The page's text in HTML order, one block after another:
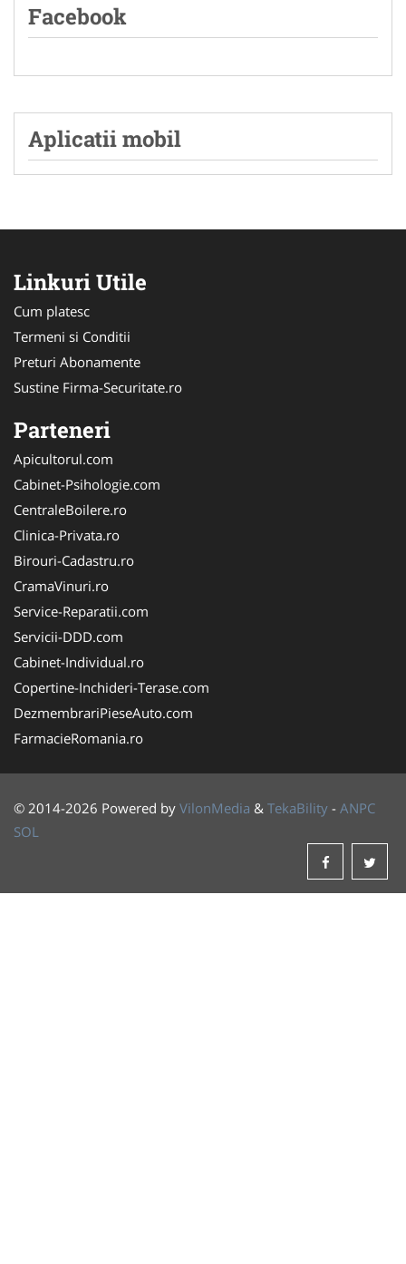
Facebook
Aplicatii mobil
Linkuri Utile
Cum platesc
Termeni si Conditii
Preturi Abonamente
Sustine Firma-Securitate.ro
Parteneri
Apicultorul.com
Cabinet-Psihologie.com
CentraleBoilere.ro
Clinica-Privata.ro
Birouri-Cadastru.ro
CramaVinuri.ro
Service-Reparatii.com
Servicii-DDD.com
Cabinet-Individual.ro
Copertine-Inchideri-Terase.com
DezmembrariPieseAuto.com
FarmacieRomania.ro
© 2014-2026 Powered by VilonMedia & TekaBility - ANPC
SOL